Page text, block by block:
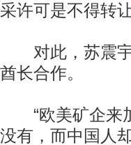
采许可是不得转
对此，苏震宇
酋长合作。
“欧美矿企来加
没有，而中国人